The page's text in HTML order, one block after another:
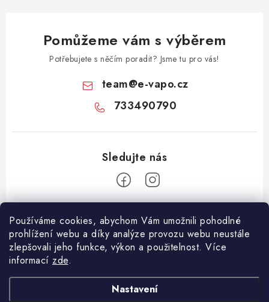
Používáme cookies, abychom Vám umožnili pohodlné
prohlížení webu a díky analýze provozu webu neustále
zlepšovali jeho funkce, výkon a použitelnost. Více
informací zde.
Nastavení
Pomůžeme vám s výběrem
Potřebujete s něčím poradit? Jsme tu pro vás!
team@e-vapo.cz
733490790
Z
Facebook